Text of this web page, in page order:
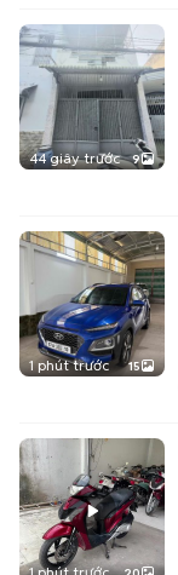
44 giây trước 9
1 phút trước 15